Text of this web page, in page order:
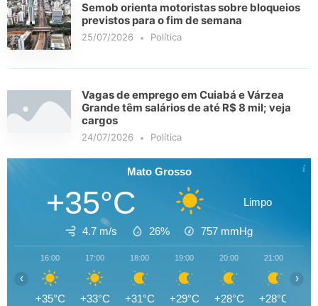
Semob orienta motoristas sobre bloqueios
previstos para o fim de semana
25/07/2026 Política
Vagas de emprego em Cuiabá e Várzea
Grande têm salários de até R$ 8 mil; veja
cargos
24/07/2026 Política
Mato Grosso
+35°C Limpo
4.7 m/s 26% 757 mmHg
16:00
+35°C
17:00
+33°C
18:00
+31°C
19:00
+29°C
20:00
+28°C
21:00
+28°C
‹ ›